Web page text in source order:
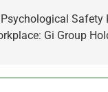
Safety
Gi Group